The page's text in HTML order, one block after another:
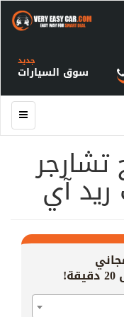
سوق السيارات
جديد
آي